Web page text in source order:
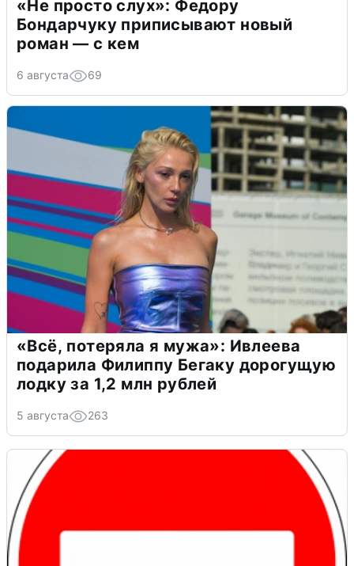
«Не просто слух»: Федору
Бондарчуку приписывают новый
роман — с кем
6 августа 69
«Всё, потеряла я мужа»: Ивлеева
подарила Филиппу Бегаку дорогущую
лодку за 1,2 млн рублей
5 августа 263